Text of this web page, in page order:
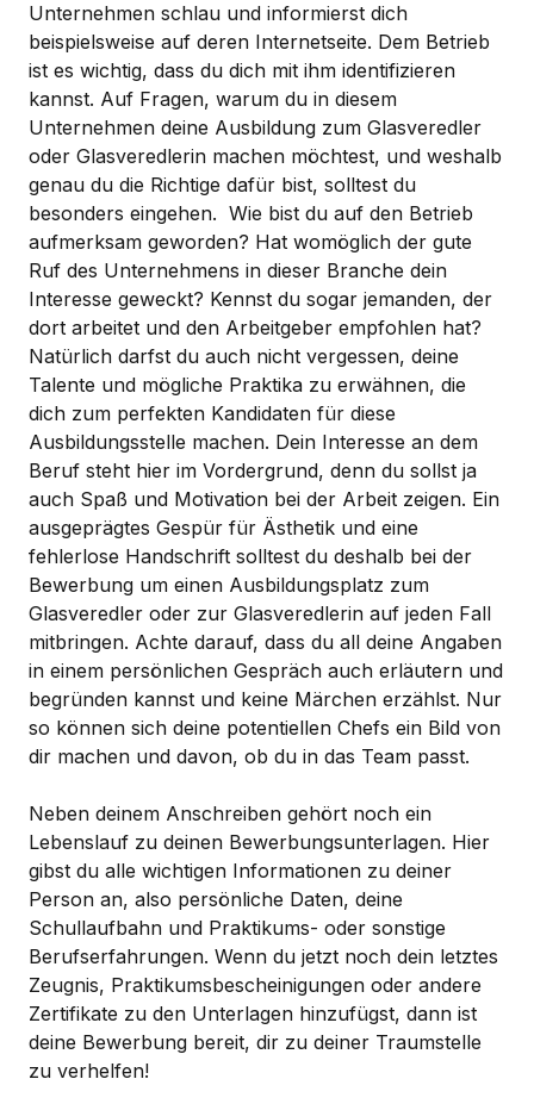
Unternehmen schlau und informierst dich
beispielsweise auf deren Internetseite. Dem Betrieb
ist es wichtig, dass du dich mit ihm identifizieren
kannst. Auf Fragen, warum du in diesem
Unternehmen deine Ausbildung zum Glasveredler
oder Glasveredlerin machen möchtest, und weshalb
genau du die Richtige dafür bist, solltest du
besonders eingehen. Wie bist du auf den Betrieb
aufmerksam geworden? Hat womöglich der gute
Ruf des Unternehmens in dieser Branche dein
Interesse geweckt? Kennst du sogar jemanden, der
dort arbeitet und den Arbeitgeber empfohlen hat?
Natürlich darfst du auch nicht vergessen, deine
Talente und mögliche Praktika zu erwähnen, die
dich zum perfekten Kandidaten für diese
Ausbildungsstelle machen. Dein Interesse an dem
Beruf steht hier im Vordergrund, denn du sollst ja
auch Spaß und Motivation bei der Arbeit zeigen. Ein
ausgeprägtes Gespür für Ästhetik und eine
fehlerlose Handschrift solltest du deshalb bei der
Bewerbung um einen Ausbildungsplatz zum
Glasveredler oder zur Glasveredlerin auf jeden Fall
mitbringen. Achte darauf, dass du all deine Angaben
in einem persönlichen Gespräch auch erläutern und
begründen kannst und keine Märchen erzählst. Nur
so können sich deine potentiellen Chefs ein Bild von
dir machen und davon, ob du in das Team passt.
Neben deinem Anschreiben gehört noch ein
Lebenslauf zu deinen Bewerbungsunterlagen. Hier
gibst du alle wichtigen Informationen zu deiner
Person an, also persönliche Daten, deine
Schullaufbahn und Praktikums- oder sonstige
Berufserfahrungen. Wenn du jetzt noch dein letztes
Zeugnis, Praktikumsbescheinigungen oder andere
Zertifikate zu den Unterlagen hinzufügst, dann ist
deine Bewerbung bereit, dir zu deiner Traumstelle
zu verhelfen!